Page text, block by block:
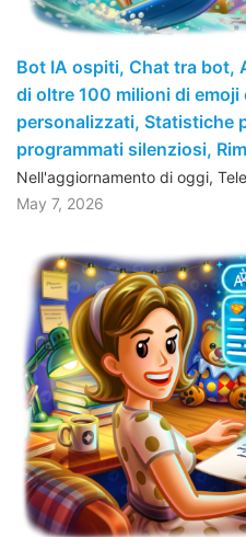
Bot IA ospiti, Chat tra bot,
di oltre 100 milioni di emoji
personalizzati, Statistiche
programmati silenziosi,
Nell'aggiornamento di oggi,
May 7, 2026